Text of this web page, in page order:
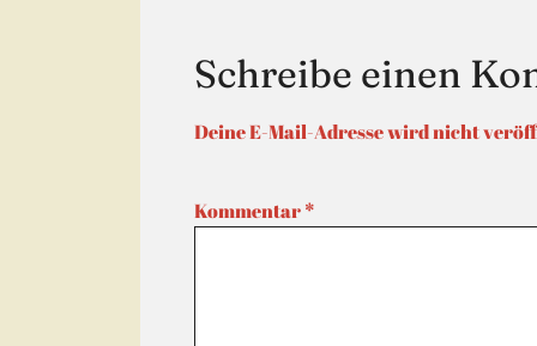
Schreibe einen
Deine E-Mail-Adresse wird nicht
Kommentar*